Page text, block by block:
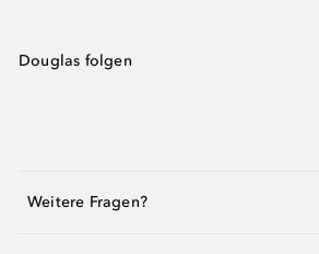
Douglas folgen
Weitere Fragen?